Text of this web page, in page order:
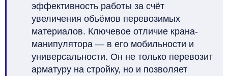
эффективность работы за счёт
увеличения объёмов перевозимых
материалов. Ключевое отличие крана-
манипулятора — в его мобильности и
универсальности. Он не только перевозит
арматуру на стройку, но и позволяет